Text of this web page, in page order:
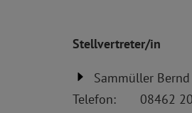
Stellvertreter/in
Sammüller Bernd
Telefon:
08462